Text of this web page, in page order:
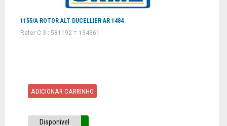
1155/A ROTOR ALT DUCELLIER AR 1484
Refer C 3 : 581192 = 134361
ADICIONAR CARRINHO
Disponivel